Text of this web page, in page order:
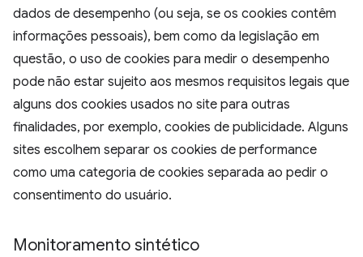
dados de desempenho (ou seja, se os cookies contêm
informações pessoais), bem como da legislação em
questão, o uso de cookies para medir o desempenho
pode não estar sujeito aos mesmos requisitos legais que
alguns dos cookies usados no site para outras
finalidades, por exemplo, cookies de publicidade. Alguns
sites escolhem separar os cookies de performance
como uma categoria de cookies separada ao pedir o
consentimento do usuário.
Monitoramento sintético